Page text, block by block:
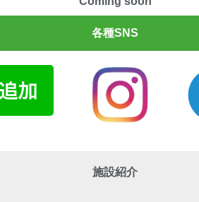
各種SNS
施設紹介